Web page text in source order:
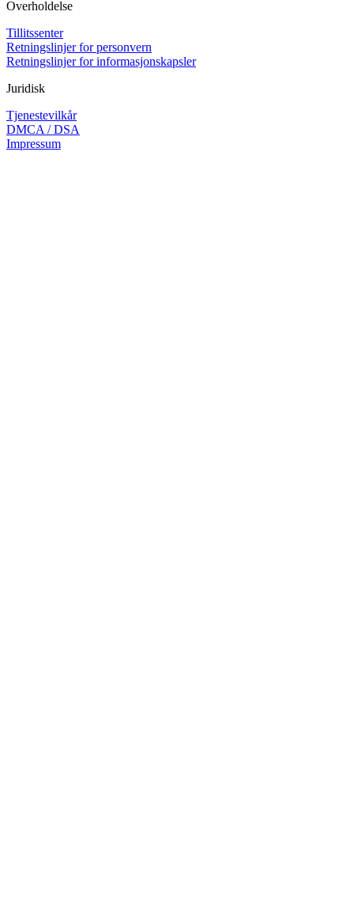
Overholdelse
Tillitssenter
Retningslinjer for personvern
Retningslinjer for informasjonskapsler
Juridisk
Tjenestevilkår
DMCA / DSA
Impressum